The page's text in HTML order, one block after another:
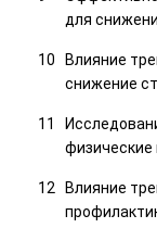
для
Влияние
снижение
физические
Влияние